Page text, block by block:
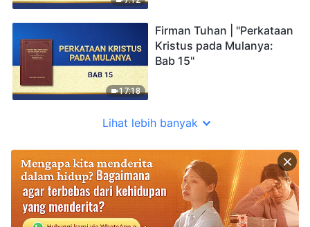
17:18
Firman Tuhan | "Perkataan
Kristus pada Mulanya:
Bab 15"
Lihat lebih banyak